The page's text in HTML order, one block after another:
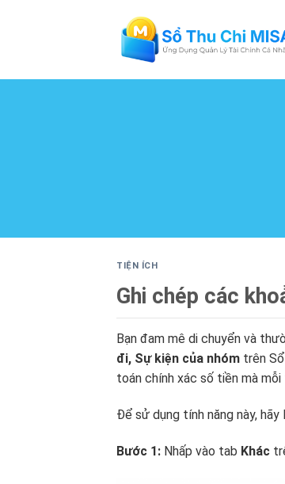
TIỆN ÍCH
Ghi chép các
Bạn đam mê di chuyển và
đi, Sự kiện của nhóm trên
toán chính xác số tiền mà
Để sử dụng tính năng này,
Bước 1: Nhấp vào tab Khác